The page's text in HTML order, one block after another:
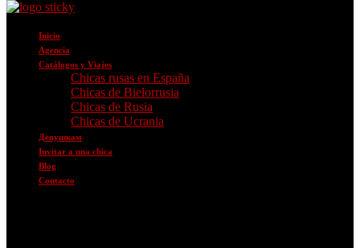
Inicio
Agencia
Catálogos y Viajes
Chicas rusas en España
Chicas de Bielorrusia
Chicas de Rusia
Chicas de Ucrania
Девушкам
Invitar a una chica
Blog
Contacto